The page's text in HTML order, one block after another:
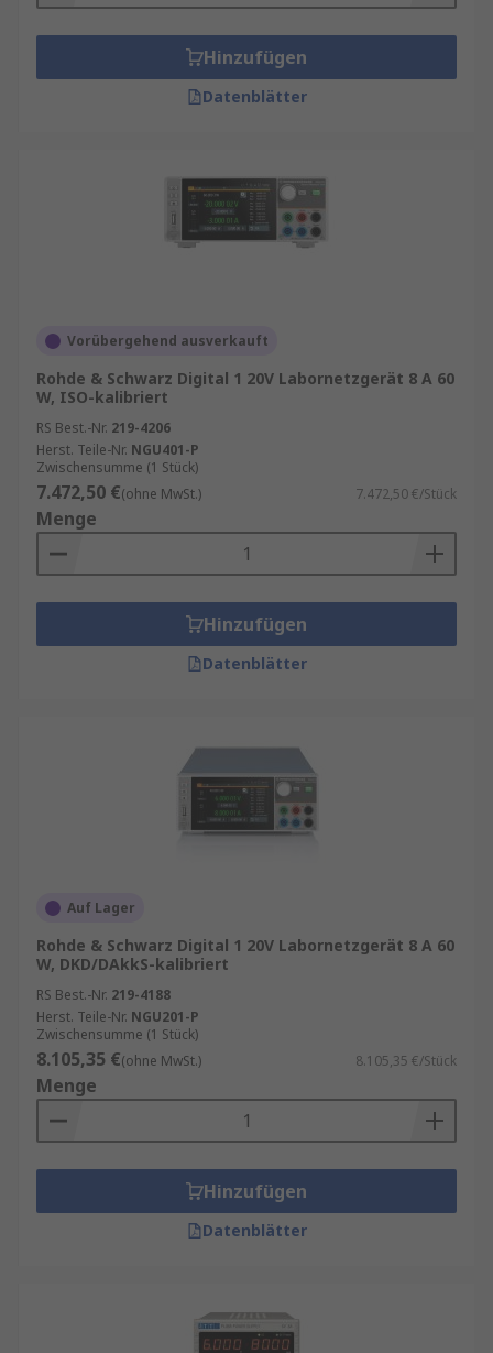
Hinzufügen
Datenblätter
Vorübergehend ausverkauft
Rohde & Schwarz Digital 1 20V Labornetzgerät 8 A 60
W, ISO-kalibriert
RS Best.-Nr. 219-4206
Herst. Teile-Nr. NGU401-P
Zwischensumme (1 Stück)
7.472,50 €(ohne MwSt.) 7.472,50 €/Stück
Menge
Hinzufügen
Datenblätter
Auf Lager
Rohde & Schwarz Digital 1 20V Labornetzgerät 8 A 60
W, DKD/DAkkS-kalibriert
RS Best.-Nr. 219-4188
Herst. Teile-Nr. NGU201-P
Zwischensumme (1 Stück)
8.105,35 €(ohne MwSt.) 8.105,35 €/Stück
Menge
Hinzufügen
Datenblätter